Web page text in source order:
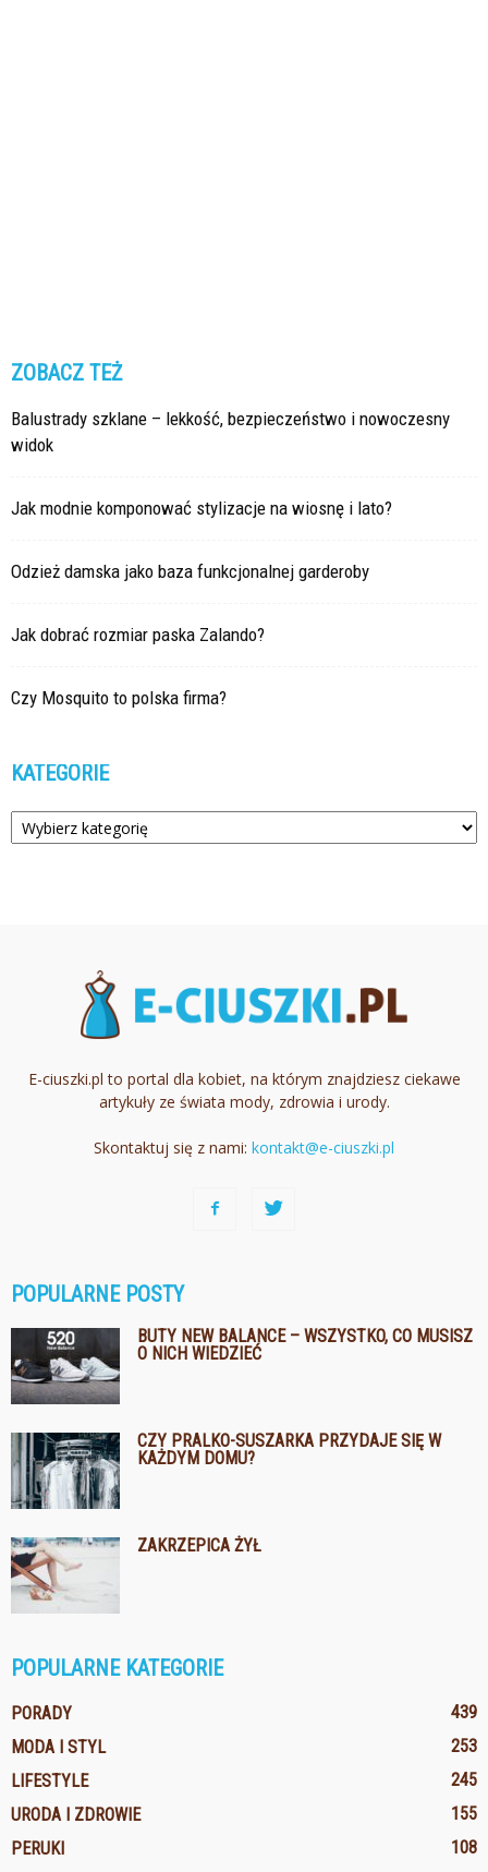
ZOBACZ TEŻ
Balustrady szklane – lekkość, bezpieczeństwo i nowoczesny
widok
Jak modnie komponować stylizacje na wiosnę i lato?
Odzież damska jako baza funkcjonalnej garderoby
Jak dobrać rozmiar paska Zalando?
Czy Mosquito to polska firma?
KATEGORIE
Kategorie
E-ciuszki.pl to portal dla kobiet, na którym znajdziesz ciekawe
artykuły ze świata mody, zdrowia i urody.
Skontaktuj się z nami: kontakt@e-ciuszki.pl
POPULARNE POSTY
BUTY NEW BALANCE – WSZYSTKO, CO MUSISZ
O NICH WIEDZIEĆ
CZY PRALKO-SUSZARKA PRZYDAJE SIĘ W
KAŻDYM DOMU?
ZAKRZEPICA ŻYŁ
POPULARNE KATEGORIE
PORADY
439
MODA I STYL
253
LIFESTYLE
245
URODA I ZDROWIE
155
PERUKI
108